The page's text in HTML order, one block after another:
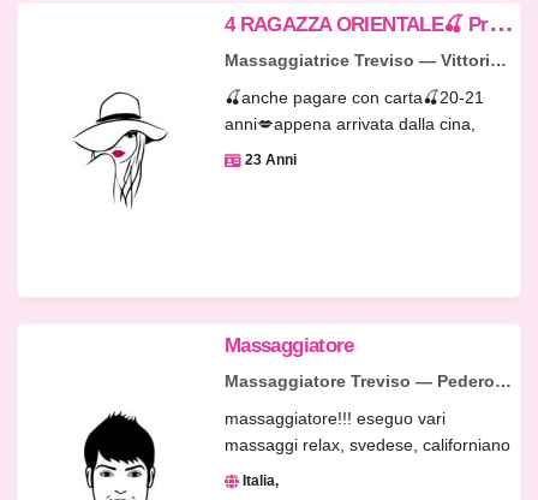
4
RAGAZZA ORIENTALE🍒 Prima volta in città🍒 ragazza orientale🍒 servizio completo (squirting-gola profonda-pompino al naturale-venuta in bocca)
Massaggiatrice Treviso — Vittorio Veneto
🍒anche pagare con carta🍒20-21
anni💋appena arrivata dalla cina,
belliss...
23 Anni
Massaggiatore
Massaggiatore Treviso — Pederobba
massaggiatore!!! eseguo vari
massaggi relax, svedese, californiano
e ...Italia